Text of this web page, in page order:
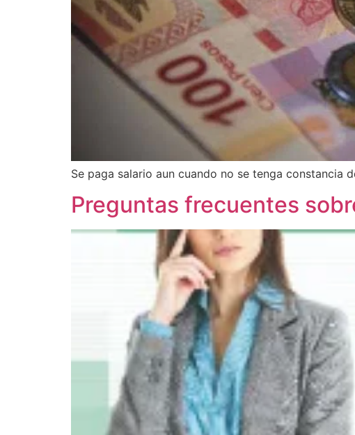
Se paga salario aun cuando no se tenga constancia
Preguntas frecuentes